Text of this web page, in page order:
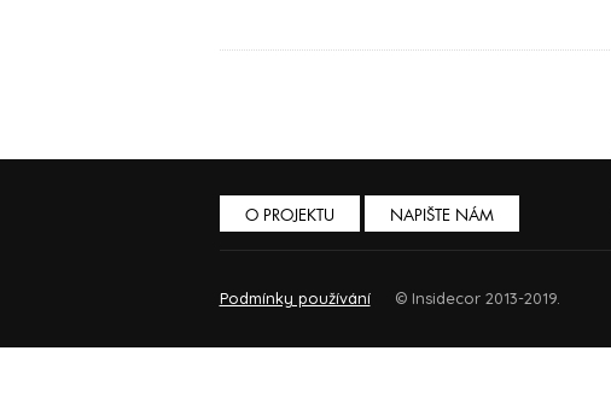
O PROJEKTU NAPIŠTE NÁM
Podmínky používání © Insidecor 2013-2019.